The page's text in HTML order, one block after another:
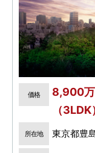
価格
8,900
（3LDK
所在地 東京都豊